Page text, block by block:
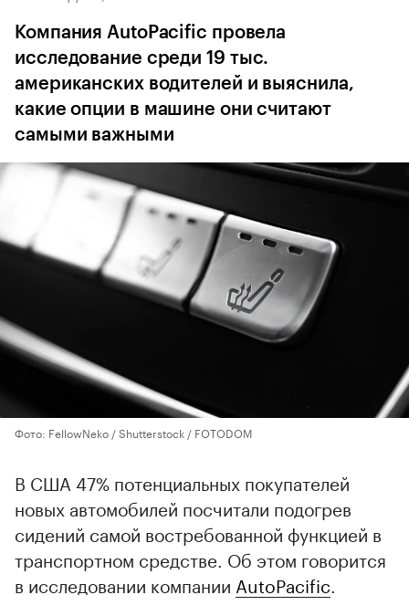
Компания AutoPacific провела
исследование среди 19 тыс.
американских водителей и выяснила,
какие опции в машине они считают
самыми важными
Фото: FellowNeko / Shutterstock / FOTODOM
В США 47% потенциальных покупателей
новых автомобилей посчитали подогрев
сидений самой востребованной функцией в
транспортном средстве. Об этом говорится
в исследовании компании AutoPacific